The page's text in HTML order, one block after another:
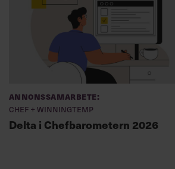
Annonssamarbete:
Chef + Winningtemp
Delta i Chefbarometern 2026